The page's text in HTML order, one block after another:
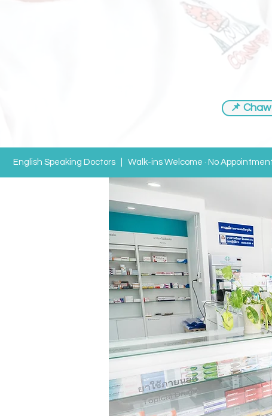
📌
English Speaking Doctors | Walk-ins Welcome · No